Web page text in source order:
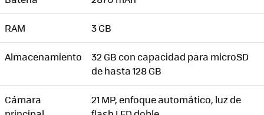
RAM 3 GB
Almacenamiento
32 GB con capacidad para microSD
de hasta 128 GB
Cámara
21 MP, enfoque automático, luz de